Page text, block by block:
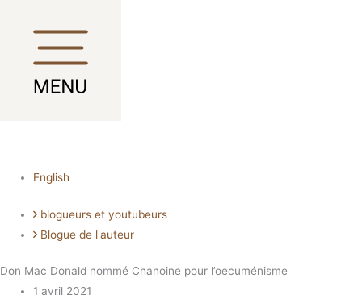
contenu
English
blogueurs et youtubeurs
Blogue de l'auteur
Don Mac Donald nommé Chanoine pour l’oecuménisme
1 avril 2021